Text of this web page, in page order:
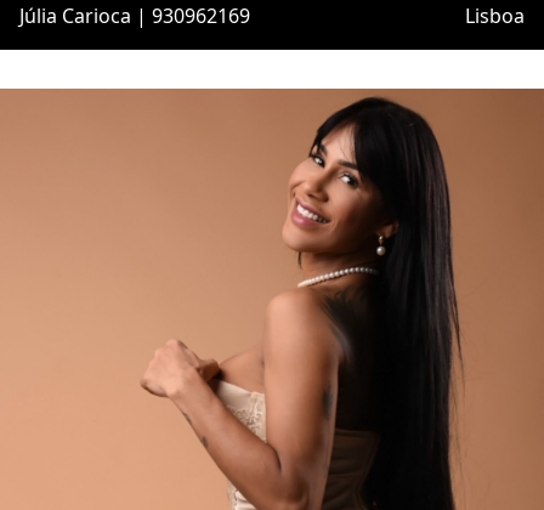
Júlia Carioca | 930962169 Lisboa